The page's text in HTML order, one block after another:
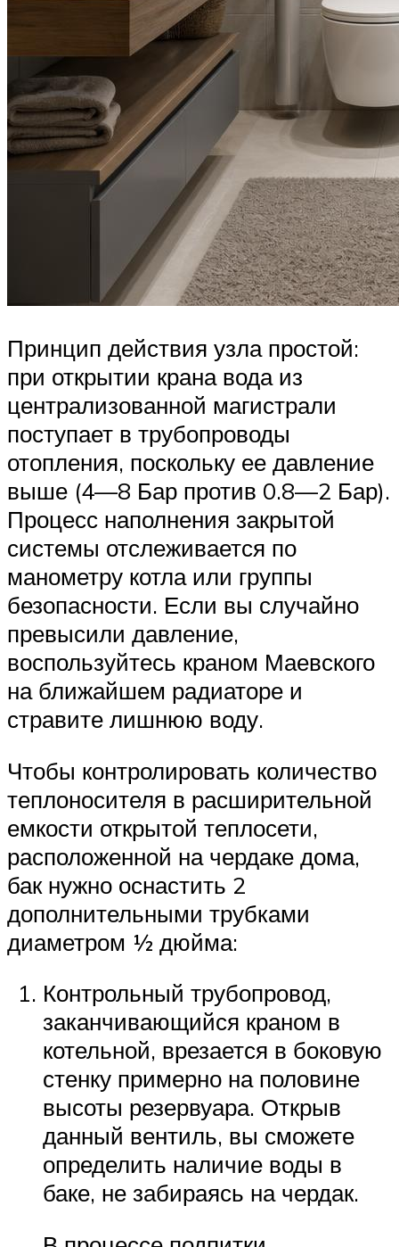
Принцип действия узла простой:
при открытии крана вода из
централизованной магистрали
поступает в трубопроводы
отопления, поскольку ее давление
выше (4—8 Бар против 0.8—2 Бар).
Процесс наполнения закрытой
системы отслеживается по
манометру котла или группы
безопасности. Если вы случайно
превысили давление,
воспользуйтесь краном Маевского
на ближайшем радиаторе и
стравите лишнюю воду.
Чтобы контролировать количество
теплоносителя в расширительной
емкости открытой теплосети,
расположенной на чердаке дома,
бак нужно оснастить 2
дополнительными трубками
диаметром ½ дюйма:
Контрольный трубопровод,
заканчивающийся краном в
котельной, врезается в боковую
стенку примерно на половине
высоты резервуара. Открыв
данный вентиль, вы сможете
определить наличие воды в
баке, не забираясь на чердак.